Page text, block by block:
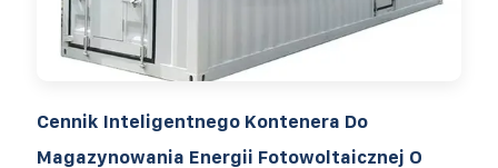
Cennik Inteligentnego Kontenera Do
Magazynowania Energii Fotowoltaicznej O